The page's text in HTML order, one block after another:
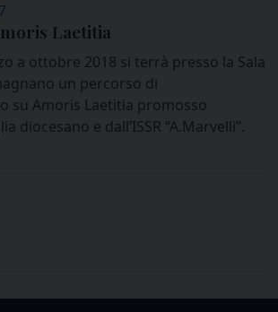
Laetitia
a ottobre 2018 si terrà presso la Sala
un percorso di
su Amoris Laetitia promosso
diocesano e dall’ISSR “A.Marvelli”.